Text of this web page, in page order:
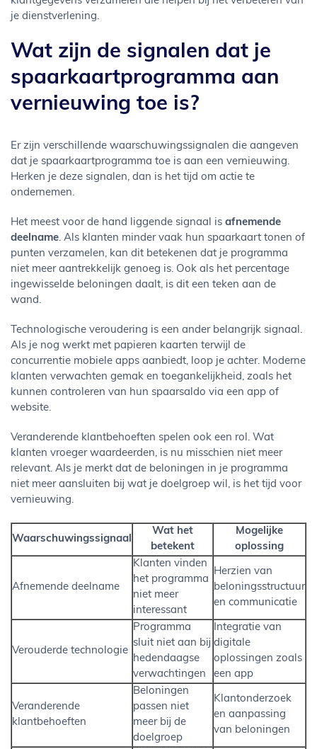
je dienstverlening.
Wat zijn de signalen dat je
spaarkaartprogramma aan
vernieuwing toe is?
Er zijn verschillende waarschuwingssignalen die aangeven
dat je spaarkaartprogramma toe is aan een vernieuwing.
Herken je deze signalen, dan is het tijd om actie te
ondernemen.
Het meest voor de hand liggende signaal is afnemende
deelname. Als klanten minder vaak hun spaarkaart tonen of
punten verzamelen, kan dit betekenen dat je programma
niet meer aantrekkelijk genoeg is. Ook als het percentage
ingewisselde beloningen daalt, is dit een teken aan de
wand.
Technologische veroudering is een ander belangrijk signaal.
Als je nog werkt met papieren kaarten terwijl de
concurrentie mobiele apps aanbiedt, loop je achter. Moderne
klanten verwachten gemak en toegankelijkheid, zoals het
kunnen controleren van hun spaarsaldo via een app of
website.
Veranderende klantbehoeften spelen ook een rol. Wat
klanten vroeger waardeerden, is nu misschien niet meer
relevant. Als je merkt dat de beloningen in je programma
niet meer aansluiten bij wat je doelgroep wil, is het tijd voor
vernieuwing.
Waarschuwingssignaal
Wat het
betekent
Mogelijke
oplossing
Afnemende deelname
Klanten vinden
het programma
niet meer
interessant
Herzien van
beloningsstructuur
en communicatie
Verouderde technologie
Programma
sluit niet aan bij
hedendaagse
verwachtingen
Integratie van
digitale
oplossingen zoals
een app
Veranderende
klantbehoeften
Beloningen
passen niet
meer bij de
doelgroep
Klantonderzoek
en aanpassing
van beloningen